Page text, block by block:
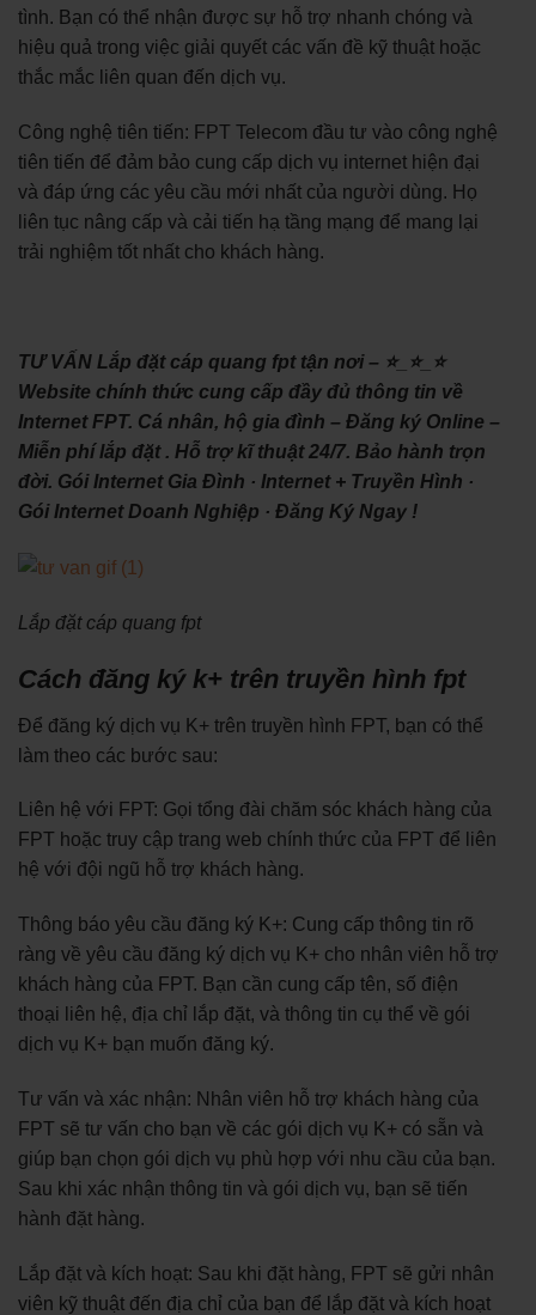
tình. Bạn có thể nhận được sự hỗ trợ nhanh chóng và
hiệu quả trong việc giải quyết các vấn đề kỹ thuật hoặc
thắc mắc liên quan đến dịch vụ.
Công nghệ tiên tiến: FPT Telecom đầu tư vào công nghệ
tiên tiến để đảm bảo cung cấp dịch vụ internet hiện đại
và đáp ứng các yêu cầu mới nhất của người dùng. Họ
liên tục nâng cấp và cải tiến hạ tầng mạng để mang lại
trải nghiệm tốt nhất cho khách hàng.
TƯ VẤN Lắp đặt cáp quang fpt tận nơi – ⭐_⭐_⭐
Website chính thức cung cấp đầy đủ thông tin về
Internet FPT. Cá nhân, hộ gia đình – Đăng ký Online –
Miễn phí lắp đặt . Hỗ trợ kĩ thuật 24/7. Bảo hành trọn
đời. ‎Gói Internet Gia Đình · ‎Internet + Truyền Hình ·
‎Gói Internet Doanh Nghiệp · ‎Đăng Ký Ngay !
Lắp đặt cáp quang fpt
Cách đăng ký k+ trên truyền hình fpt
Để đăng ký dịch vụ K+ trên truyền hình FPT, bạn có thể
làm theo các bước sau:
Liên hệ với FPT: Gọi tổng đài chăm sóc khách hàng của
FPT hoặc truy cập trang web chính thức của FPT để liên
hệ với đội ngũ hỗ trợ khách hàng.
Thông báo yêu cầu đăng ký K+: Cung cấp thông tin rõ
ràng về yêu cầu đăng ký dịch vụ K+ cho nhân viên hỗ trợ
khách hàng của FPT. Bạn cần cung cấp tên, số điện
thoại liên hệ, địa chỉ lắp đặt, và thông tin cụ thể về gói
dịch vụ K+ bạn muốn đăng ký.
Tư vấn và xác nhận: Nhân viên hỗ trợ khách hàng của
FPT sẽ tư vấn cho bạn về các gói dịch vụ K+ có sẵn và
giúp bạn chọn gói dịch vụ phù hợp với nhu cầu của bạn.
Sau khi xác nhận thông tin và gói dịch vụ, bạn sẽ tiến
hành đặt hàng.
Lắp đặt và kích hoạt: Sau khi đặt hàng, FPT sẽ gửi nhân
viên kỹ thuật đến địa chỉ của bạn để lắp đặt và kích hoạt